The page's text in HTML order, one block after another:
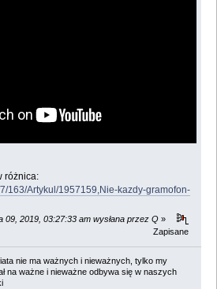
różnica:
163/Artykul/1957159,Nie-kazdy-gramofon-
09, 2019, 03:27:33 am wysłana przez Q »
Zapisane
nie ma ważnych i nieważnych, tylko my
na ważne i nieważne odbywa się w naszych